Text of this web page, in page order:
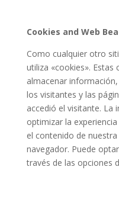
Cookies and Web
Como cualquier otro
utiliza «cookies». Estas
almacenar
los visitantes y las
accedió el visitante. La
optimizar la
el contenido de
navegador. Puede
través de las opciones